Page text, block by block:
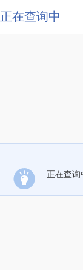
正在查询中
正在查询